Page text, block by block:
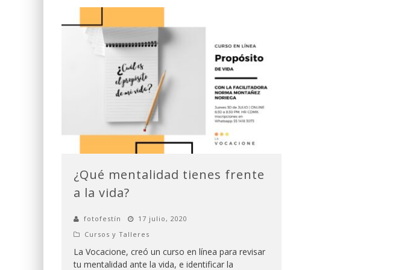
¿Qué mentalidad tienes frente
a la vida?
fotofestín
17 julio, 2020
Cursos y Talleres
La Vocacione, creó un curso en línea para revisar
tu mentalidad ante la vida, e identificar la